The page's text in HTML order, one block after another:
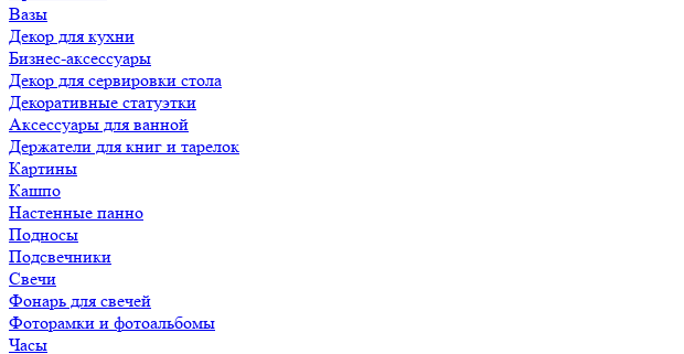
Вазы
Декор для кухни
Бизнес-аксессуары
Декор для сервировки стола
Декоративные статуэтки
Аксессуары для ванной
Держатели для книг и тарелок
Картины
Кашпо
Настенные панно
Подносы
Подсвечники
Свечи
Фонарь для свечей
Фоторамки и фотоальбомы
Часы